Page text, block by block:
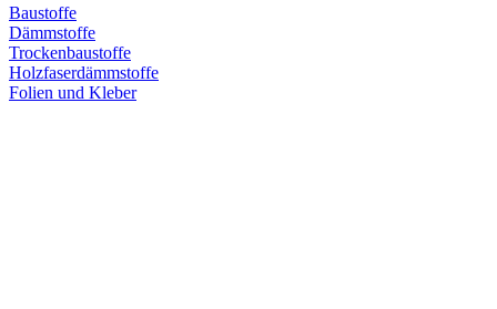
Baustoffe
Dämmstoffe
Trockenbaustoffe
Holzfaserdämmstoffe
Folien und Kleber